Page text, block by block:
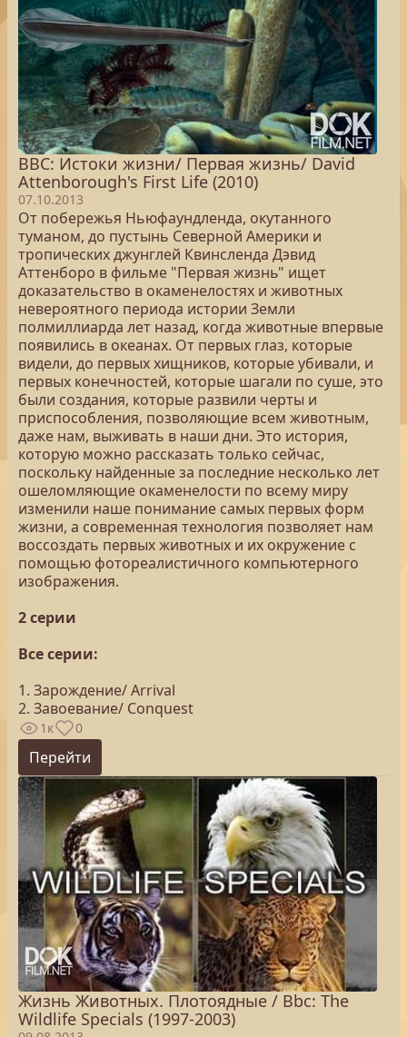
BBC: Истоки жизни/ Первая жизнь/ David
Attenborough's First Life (2010)
07.10.2013
От побережья Ньюфаундленда, окутанного
туманом, до пустынь Северной Америки и
тропических джунглей Квинсленда Дэвид
Аттенборо в фильме "Первая жизнь" ищет
доказательство в окаменелостях и животных
невероятного периода истории Земли
полмиллиарда лет назад, когда животные впервые
появились в океанах. От первых глаз, которые
видели, до первых хищников, которые убивали, и
первых конечностей, которые шагали по суше, это
были создания, которые развили черты и
приспособления, позволяющие всем животным,
даже нам, выживать в наши дни. Это история,
которую можно рассказать только сейчас,
поскольку найденные за последние несколько лет
ошеломляющие окаменелости по всему миру
изменили наше понимание самых первых форм
жизни, а современная технология позволяет нам
воссоздать первых животных и их окружение с
помощью фотореалистичного компьютерного
изображения.
2 серии
Все серии:
1. Зарождение/ Arrival
2. Завоевание/ Conquest
1к 0
Перейти
Жизнь Животных. Плотоядные / Bbc: The
Wildlife Specials (1997-2003)